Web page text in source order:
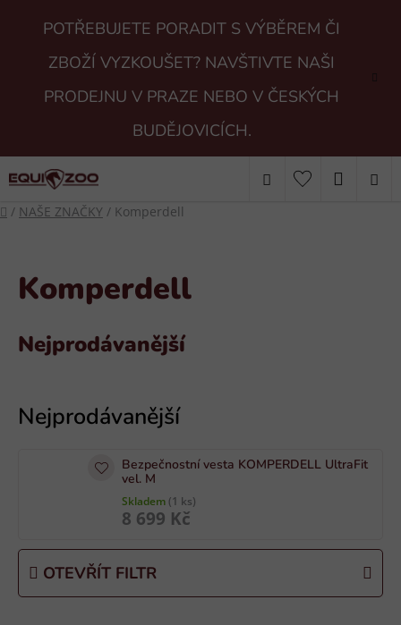
POTŘEBUJETE PORADIT S VÝBĚREM ČI
ZBOŽÍ VYZKOUŠET? NAVŠTIVTE NAŠI
PRODEJNU V PRAZE NEBO V ČESKÝCH
BUDĚJOVICÍCH.
Hledat
Domů
/ NAŠE ZNAČKY / Komperdell
Komperdell
Nejprodávanější
Bezpečnostní vesta KOMPERDELL UltraFit
vel. M
Skladem (1 ks)
8 699 Kč
OTEVŘÍT FILTR
ý
p
o
d
u